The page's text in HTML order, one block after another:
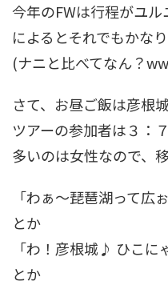
今年のFWは行程がユ
によるとそれでもかな
(ナニと比べてなん？
さて、お昼ご飯は彦根
ツアーの参加者は３：
多いのは女性なので、
「わぁ～琵琶湖って広
とか
「わ！彦根城♪ ひこに
とか